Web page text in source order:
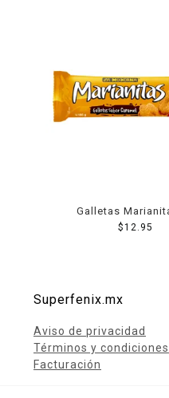
Galletas
Moderna caramel
$12.95
Superfenix.mx
Aviso de privacidad
Términos y condiciones
Facturación